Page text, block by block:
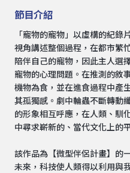
節目介紹
「寵物的寵物」以虛構的紀錄
視角講述整個過程，在都市繁
陪伴自己的寵物，因此主人選
寵物的心理問題。在推測的敘
機物為食，並在進食過程中產
其孤獨感。劇中輪蟲不斷轉動
的形象相互呼應，在人類、馴
中尋求嶄新的、當代文化上的
該作品為【微型伴侶計畫】的
未來，科技使人類得以利用與